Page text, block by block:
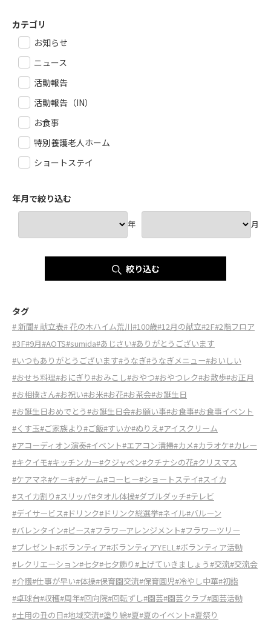
カテゴリ
お知らせ
ニュース
活動報告
活動報告（IN）
お食事
特別養護老人ホーム
ショートステイ
年月で絞り込む
年 月
絞り込む
タグ
# 新聞# 献立表# 花の木ハイム荒川#100歳#12月の献立#2F#2階フロア
#3F#9月#AOTS#sumida#あじさい#ありがとうございます
#いつもありがとうございます#うなぎ#うなぎメニュー#おいしい
#おせち料理#おにぎり#おみこし#おやつ#おやつレク#お散歩#お正月
#お相撲さん#お祝い#お米#お花#お茶会#お誕生日
#お誕生日おめでとう#お誕生日会#お願い事#お食事#お食事イベント
#くす玉#ご家族より#ご飯#すいか#ぬりえ#アイスクリーム
#アコーディオン演奏#イベント#エアコン清掃#カメ#カラオケ#カレー
#キクイモ#キッチンカー#クジャペン#クチナシの花#クリスマス
#ケアマネ#ケーキ#ゲーム#コーヒー#ショートステイ#スイカ
#スイカ割り#スリッパ#タオル体操#ダブルダッチ#テレビ
#デイサービス#ドリンク#ドリンク総選挙#ネイル#バルーン
#バレンタイン#ピース#フラワーアレンジメント#フラワーツリー
#プレゼント#ボランティア#ボランティアYELL#ボランティア活動
#レクリエーション#七夕#七夕飾り#上げていきましょう#交流#交流会
#介護#仕事が早い#体操#保育園交流#保育園児#冷やし中華#初詣
#卓球台#収穫#周年#回向院#回転ずし#園芸#園芸クラブ#園芸活動
#土用の丑の日#地域交流#塗り絵#夏#夏のイベント#夏祭り